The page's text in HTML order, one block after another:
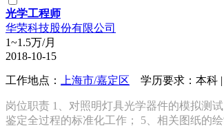
光学工程师
华荣科技股份有限公司
1~1.5万/月
2018-10-15
工作地点： 上海市/嘉定区 学历要求：本科 |
岗位职责 1、对照明灯具光学器件的模拟测
鉴定全过程的标准化工作； 5、相关图纸的